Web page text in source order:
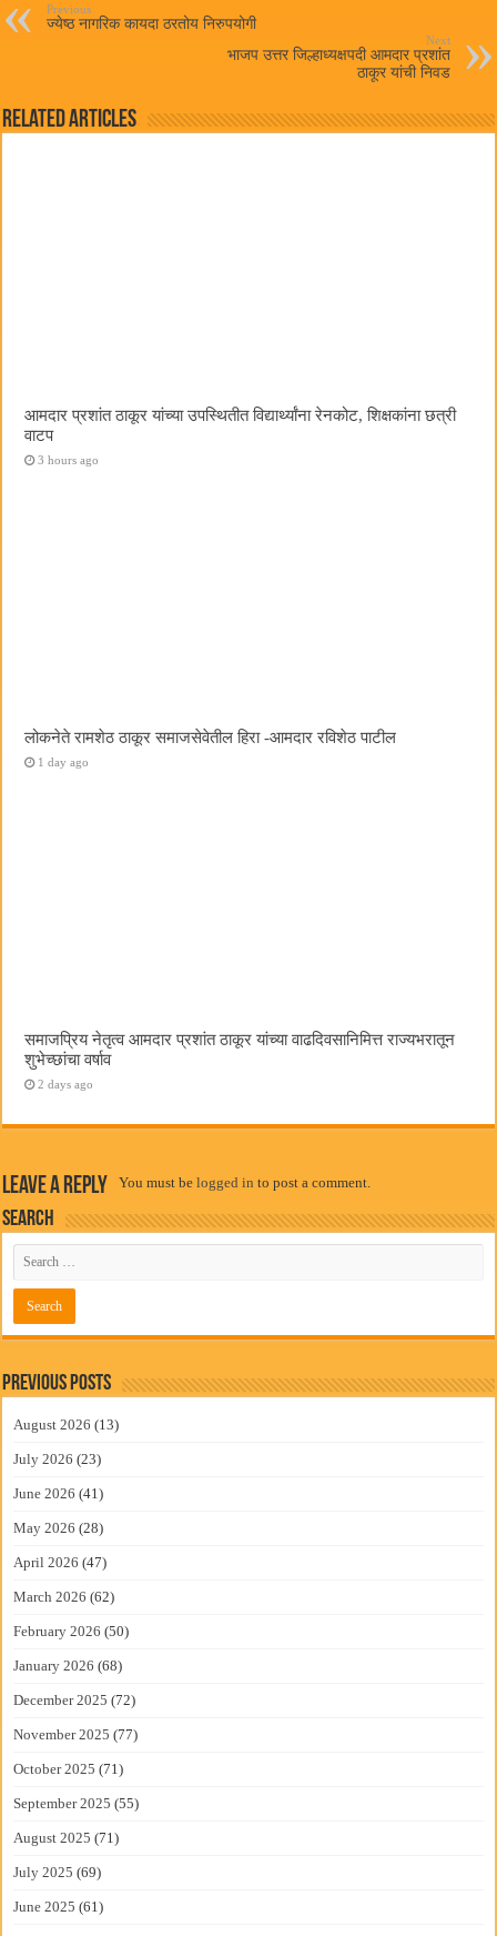
pp
Previous
ज्येष्ठ नागरिक कायदा ठरतोय निरुपयोगी
Next
भाजप उत्तर जिल्हाध्यक्षपदी आमदार प्रशांत
ठाकूर यांची निवड
Related Articles
आमदार प्रशांत ठाकूर यांच्या उपस्थितीत विद्यार्थ्यांना रेनकोट, शिक्षकांना छत्री
वाटप
3 hours ago
लोकनेते रामशेठ ठाकूर समाजसेवेतील हिरा -आमदार रविशेठ पाटील
1 day ago
समाजप्रिय नेतृत्व आमदार प्रशांत ठाकूर यांच्या वाढदिवसानिमित्त राज्यभरातून
शुभेच्छांचा वर्षाव
2 days ago
Leave a Reply You must belogged in to post a comment.
Search
Previous Posts
August 2026 (13)
July 2026 (23)
June 2026 (41)
May 2026 (28)
April 2026 (47)
March 2026 (62)
February 2026 (50)
January 2026 (68)
December 2025 (72)
November 2025 (77)
October 2025 (71)
September 2025 (55)
August 2025 (71)
July 2025 (69)
June 2025 (61)